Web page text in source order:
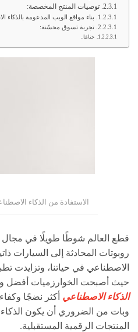
توصيات المنتج المخصصة:
بناء مواقع الويب المدعومة بالذكاء
تجربة تسوق محسّنة:
ختامًا..
الاستفادة من الذكاء
قطع العالم شوطًا طويلًا في مجال
روبوتات المحادثة إلى السيارات
الاصطناعي في حياتنا، وتزايدت
حيث أصبحت الخوارزميات أفضل
الذكاء الاصطناعي أكثر نضجًا
وبات من الضروري أن يكون
المنتجات الرقمية المستقبلية.